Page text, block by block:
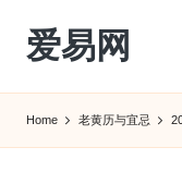
Skip
content
爱易网
Home 老黄历与宜忌